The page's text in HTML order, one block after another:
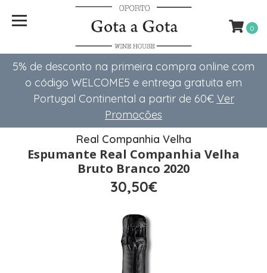
5% de desconto na primeira compra online com
o código WELCOME5 e entrega gratuita em
Portugal Continental a partir de 60€ Ver
Promoções
0
Real Companhia Velha
Espumante Real Companhia Velha
Bruto Branco 2020
30,50€